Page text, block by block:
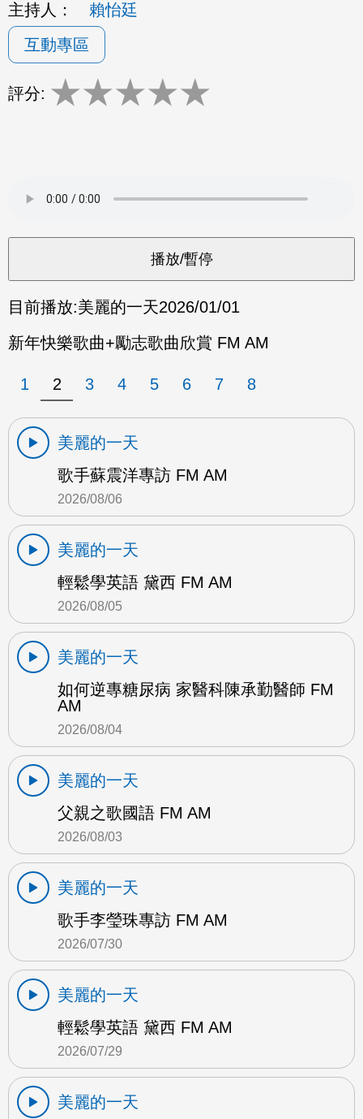
主持人：
賴怡廷
互動專區
評分: ★★★★★
目前播放:美麗的一天2026/01/01
新年快樂歌曲+勵志歌曲欣賞 FM AM
1 2 3 4 5 6 7 8
美麗的一天
歌手蘇震洋專訪 FM AM
2026/08/06
美麗的一天
輕鬆學英語 黛西 FM AM
2026/08/05
美麗的一天
如何逆專糖尿病 家醫科陳承勤醫師 FM
AM
2026/08/04
美麗的一天
父親之歌國語 FM AM
2026/08/03
美麗的一天
歌手李瑩珠專訪 FM AM
2026/07/30
美麗的一天
輕鬆學英語 黛西 FM AM
2026/07/29
美麗的一天